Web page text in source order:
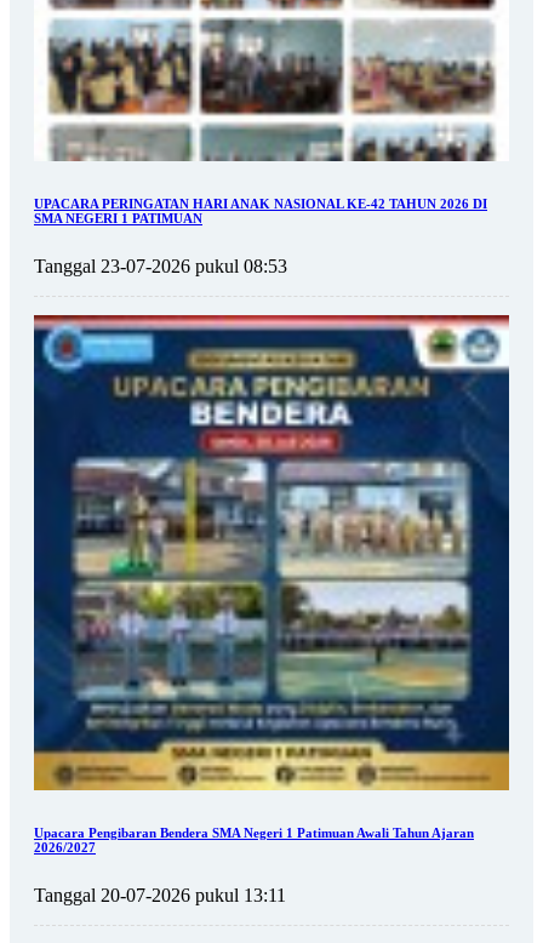
UPACARA PERINGATAN HARI ANAK NASIONAL KE-42 TAHUN 2026 DI
SMA NEGERI 1 PATIMUAN
Tanggal 23-07-2026 pukul 08:53
Upacara Pengibaran Bendera SMA Negeri 1 Patimuan Awali Tahun Ajaran
2026/2027
Tanggal 20-07-2026 pukul 13:11